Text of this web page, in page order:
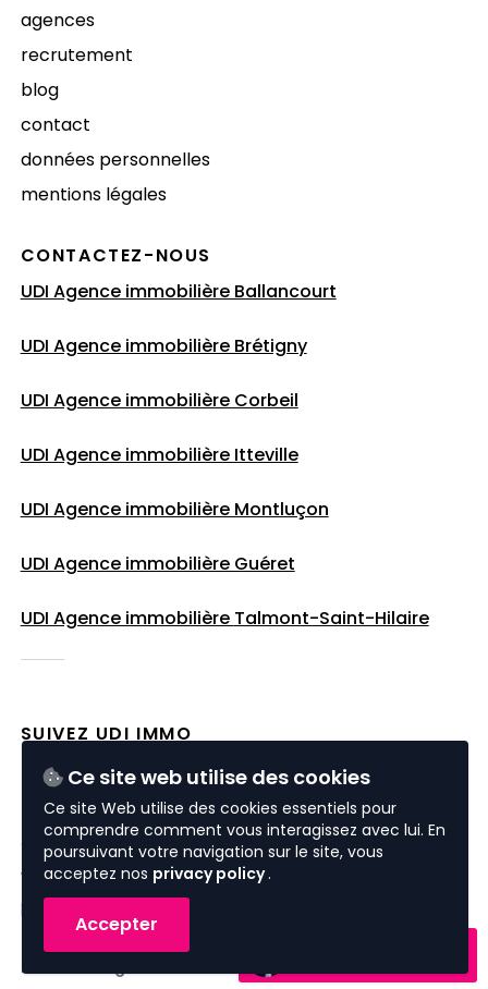
Ce site web utilise des cookies
Ce site Web utilise des cookies essentiels pour
comprendre comment vous interagissez avec lui. En
poursuivant votre navigation sur le site, vous
acceptez nos privacy policy.
Accepter
agences
recrutement
blog
contact
données personnelles
mentions légales
CONTACTEZ-NOUS
UDI Agence immobilière Ballancourt
UDI Agence immobilière Brétigny
UDI Agence immobilière Corbeil
UDI Agence immobilière Itteville
UDI Agence immobilière Montluçon
UDI Agence immobilière Guéret
UDI Agence immobilière Talmont-Saint-Hilaire
SUIVEZ UDI IMMO
© 2026 UDI Immo
website bynextfloor
powered by
sweepbright
données personnelles
mentions légales